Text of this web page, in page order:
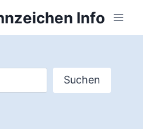
Info
Suchen